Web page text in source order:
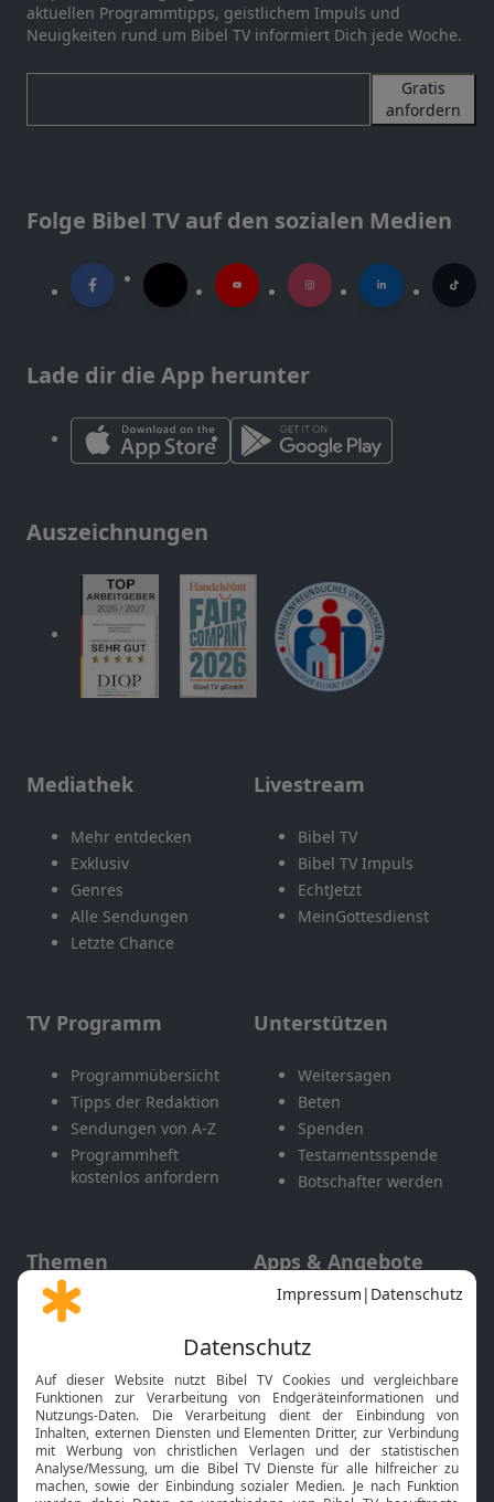
aktuellen Programmtipps, geistlichem Impuls und
Neuigkeiten rund um Bibel TV informiert Dich jede Woche.
Gratis
anfordern
Folge Bibel TV auf den sozialen Medien
Lade dir die App herunter
Auszeichnungen
Mediathek
Mehr entdecken
Exklusiv
Genres
Alle Sendungen
Letzte Chance
Livestream
Bibel TV
Bibel TV Impuls
EchtJetzt
MeinGottesdienst
TV Programm
Programmübersicht
Tipps der Redaktion
Sendungen von A-Z
Programmheft
kostenlos anfordern
Unterstützen
Weitersagen
Beten
Spenden
Testamentsspende
Botschafter werden
Themen
Gott und Bibel erklärt
Neuigkeiten
Apps & Angebote
Mobile App
Smart TV
HbbTV
Bibelthek Online-Bibel
Nächster Gottesdienst